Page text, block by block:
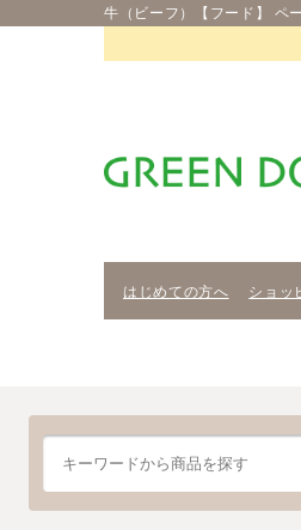
牛（ビーフ）【フード】 ペ
はじめての方へ ショッ